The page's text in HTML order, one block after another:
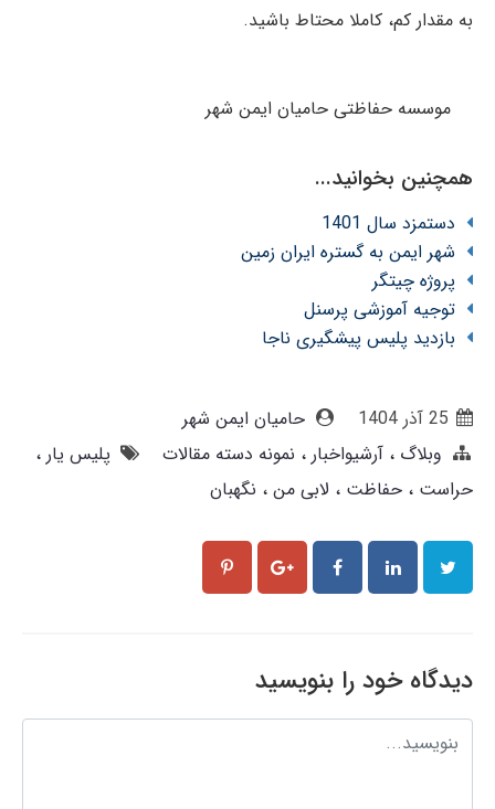
به مقدار کم، کاملا محتاط باشید.
موسسه حفاظتی حامیان ایمن شهر
همچنین بخوانید...
دستمزد سال 1401
شهر ایمن به گستره ایران زمین
پروژه چیتگر
توجیه آموزشی پرسنل
بازدید پلیس پیشگیری ناجا
25 آذر 1404
حامیان ایمن شهر
وبلاگ
آرشیواخبار نمونه دسته مقالات
پلیس یار
حراست حفاظت لابی من نگهبان
دیدگاه خود را بنویسید